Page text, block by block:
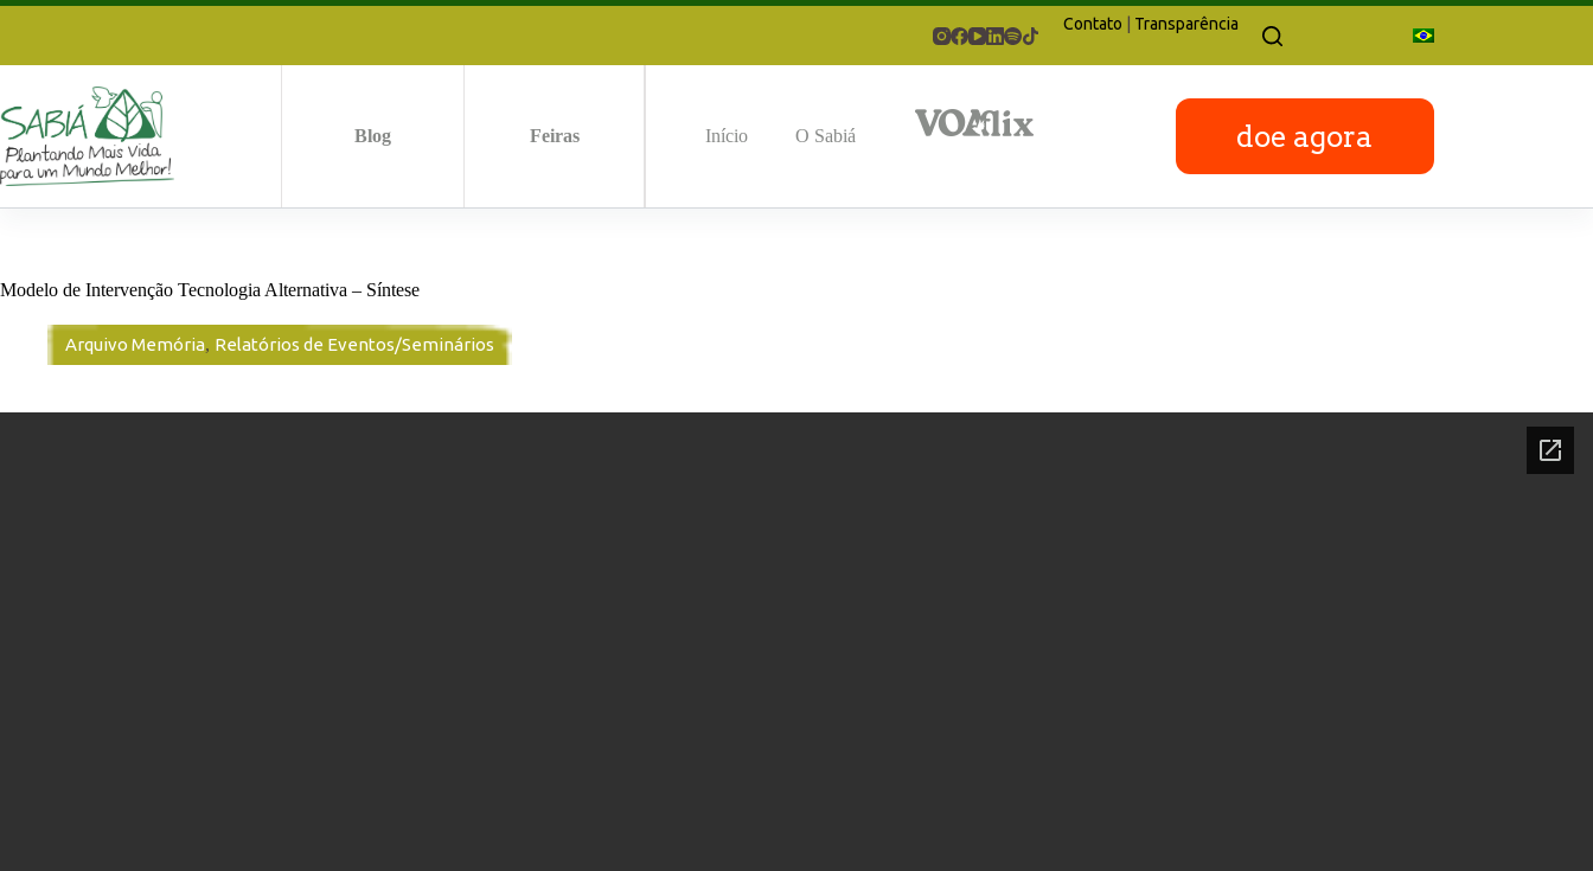
Pular
Contato | Transparência
Blog Feiras Início O Sabiá doe agora
Modelo de Intervenção Tecnologia Alternativa – Síntese
Arquivo Memória, Relatórios de Eventos/Seminários